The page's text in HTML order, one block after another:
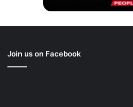
Join us on Facebook